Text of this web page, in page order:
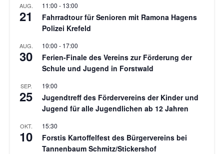
AUG.
21
11:00 - 13:00
Fahrradtour für Senioren mit Ramona Hagens
Polizei Krefeld
AUG.
30
10:00 - 17:00
Ferien-Finale des Vereins zur Förderung der
Schule und Jugend in Forstwald
SEP.
25
19:00
Jugendtreff des Fördervereins der Kinder und
Jugend für alle Jugendlichen ab 12 Jahren
OKT.
10
15:30
Forstis Kartoffelfest des Bürgervereins bei
Tannenbaum Schmitz/Stickershof